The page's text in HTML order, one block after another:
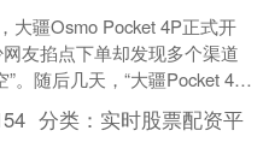
大疆Osmo Pocket 4P正式开
友掐点下单却发现多个渠道
”。随后几天，“大疆Pocket 4P
大疆Pocket....
分类： 实时股票配资平